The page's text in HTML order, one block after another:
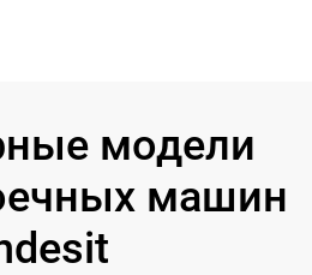
модели
машин